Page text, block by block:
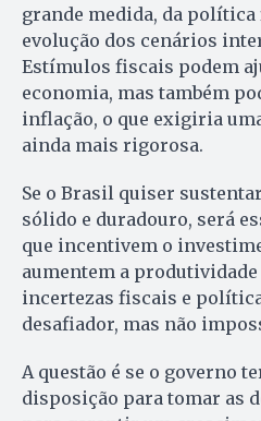
grande medida, da
evolução dos cenários
Estímulos fiscais podem
economia, mas também
inflação, o que exigiria
ainda mais rigorosa.
Se o Brasil quiser
sólido e duradouro, será
que incentivem o
aumentem a produtividade
incertezas fiscais e
desafiador, mas não
A questão é se o governo
disposição para tomar as